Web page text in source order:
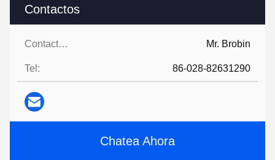
Contactos
Contactos: Mr. Brobin
Tel: 86-028-82631290
Chatea Ahora